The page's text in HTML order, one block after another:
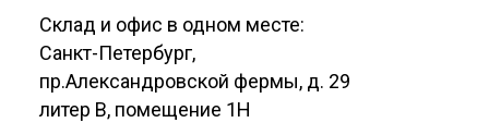
Склад и офис в одном месте:
Санкт-Петербург,
пр.Александровской фермы, д. 29
литер В, помещение 1Н